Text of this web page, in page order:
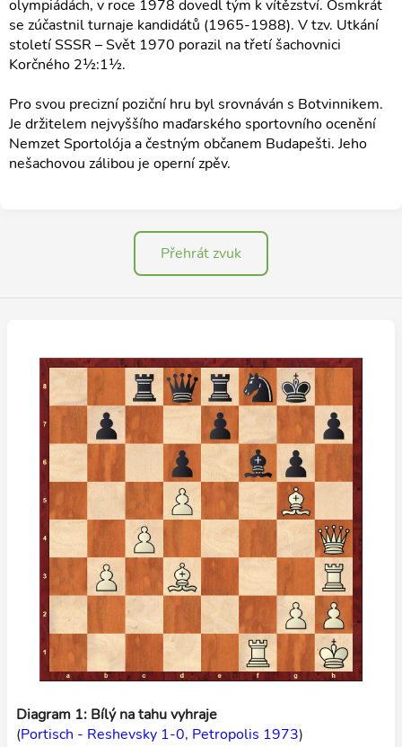
olympiádách, v roce 1978 dovedl tým k vítězství. Osmkrát
se zúčastnil turnaje kandidátů (1965-1988). V tzv. Utkání
století SSSR – Svět 1970 porazil na třetí šachovnici
Korčného 2½:1½.
Pro svou precizní poziční hru byl srovnáván s Botvinnikem.
Je držitelem nejvyššího maďarského sportovního ocenění
Nemzet Sportolója a čestným občanem Budapešti. Jeho
nešachovou zálibou je operní zpěv.
Přehrát zvuk
Diagram 1: Bílý na tahu vyhraje
(Portisch - Reshevsky 1-0, Petropolis 1973)